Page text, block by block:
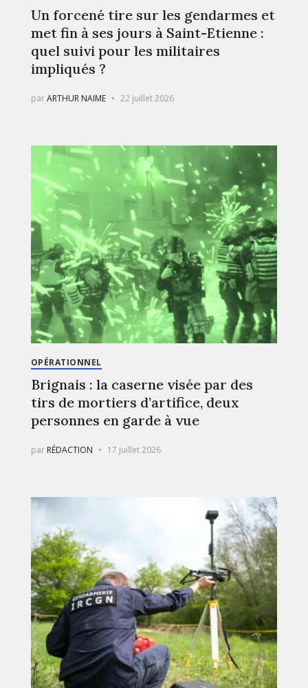
Un forcené tire sur les gendarmes et
met fin à ses jours à Saint-Etienne :
quel suivi pour les militaires
impliqués ?
parARTHUR NAIME 22 juillet 2026
OPÉRATIONNEL
Brignais : la caserne visée par des
tirs de mortiers d’artifice, deux
personnes en garde à vue
par RÉDACTION 17 juillet 2026